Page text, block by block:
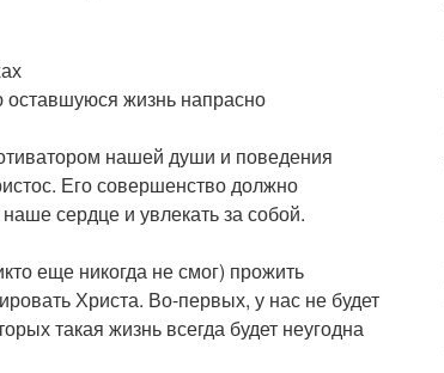
жизнь напрасно
нашей души и поведения
Его совершенство должно
сердце и увлекать за собой.
еще никогда не смог) прожить
Христа. Во-первых, у нас не будет
такая жизнь всегда будет неугодна